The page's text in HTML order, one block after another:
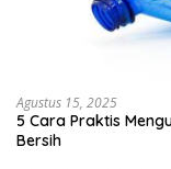
Agustus 15, 2025
5 Cara Praktis
Bersih